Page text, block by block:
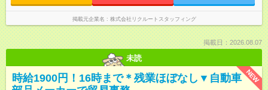
掲載元企業名 株式会社リクルートスタッフィング
掲載日：2026.08.07
未読
NEW
時給1900円！16時まで＊残業ほぼなし▼自動車